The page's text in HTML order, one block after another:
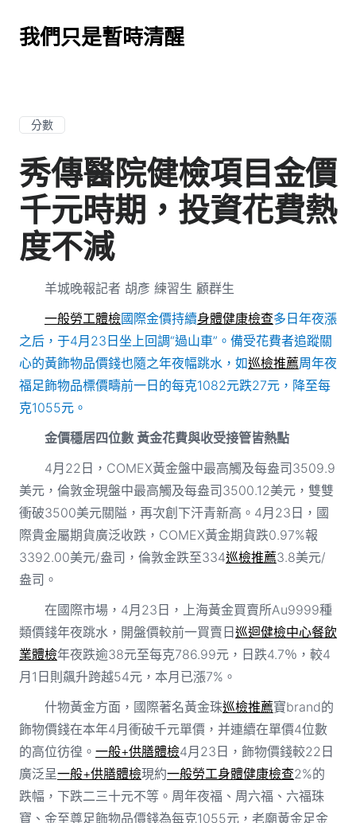
我們只是暫時清醒
分數
秀傳醫院健檢項目金價
千元時期，投資花費熱
度不減
羊城晚報記者 胡彥 練習生 顧群生
一般勞工體檢國際金價持續身體健康檢查多日年夜漲
之后，于4月23日坐上回調“過山車”。備受花費者追蹤關
心的黃飾物品價錢也隨之年夜幅跳水，如巡檢推薦周年夜
福足飾物品標價疇前一日的每克1082元跌27元，降至每
克1055元。
金價穩居四位數 黃金花費與收受接管皆熱點
4月22日，COMEX黃金盤中最高觸及每盎司3509.9
美元，倫敦金現盤中最高觸及每盎司3500.12美元，雙雙
衝破3500美元關隘，再次創下汗青新高。4月23日，國
際貴金屬期貨廣泛收跌，COMEX黃金期貨跌0.97%報
3392.00美元/盎司，倫敦金跌至334巡檢推薦3.8美元/
盎司。
在國際市場，4月23日，上海黃金買賣所Au9999種
類價錢年夜跳水，開盤價較前一買賣日巡迴健檢中心餐飲
業體檢年夜跌逾38元至每克786.99元，日跌4.7％，較4
月1日則飆升跨越54元，本月已漲7%。
什物黃金方面，國際著名黃金珠巡檢推薦寶brand的
飾物價錢在本年4月衝破千元單價，并連續在單價4位數
的高位彷徨。 一般+供膳體檢4月23日，飾物價錢較22日
廣泛呈一般+供膳體檢現約一般勞工身體健康檢查2%的
跌幅，下跌二三十元不等。周年夜福、周六福、六福珠
寶、金至尊足飾物品價錢為每克1055元，老廟黃金足金